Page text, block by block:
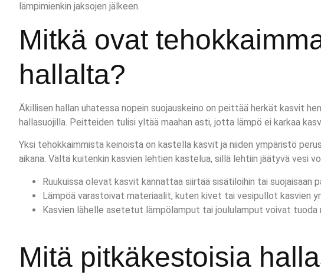
lämpimienkin jaksojen jälkeen.
Mitkä ovat
hallalta?
Äkillisen hallan uhatessa nopein suojauskeino on peittää herkät kasvit
hallasuojilla. Peitteiden tulisi yltää maahan asti, jotta lämpö ei karkaa
Yksi tehokkaimmista keinoista on kastella kasvit ja niiden ympäristö
aikana. Vältä kuitenkin kasvien lehtien kastelua, sillä lehtiin jäätyvä vesi
Ruukuissa olevat kasvit kannattaa siirtää sisätiloihin tai suojaisaan
Lämpöä varastoivat materiaalit, kuten kivet tai vesipullot kasvien
Kasvien lähelle asetetut lämpölamput tai joululamput voivat
Mitä pitkäkestoisia